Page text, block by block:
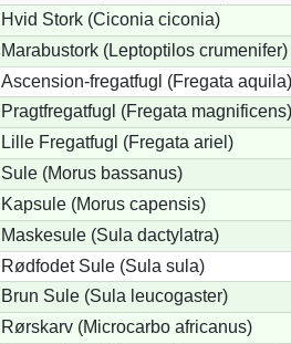
Hvid Stork (Ciconia ciconia)
Marabustork (Leptoptilos crumenifer)
Ascension-fregatfugl (Fregata aquila)
Pragtfregatfugl (Fregata magnificens)
Lille Fregatfugl (Fregata ariel)
Sule (Morus bassanus)
Kapsule (Morus capensis)
Maskesule (Sula dactylatra)
Rødfodet Sule (Sula sula)
Brun Sule (Sula leucogaster)
Rørskarv (Microcarbo africanus)